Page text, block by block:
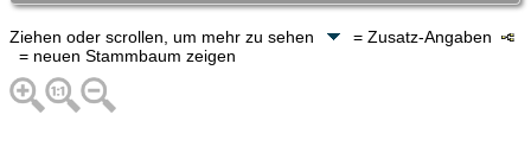
Ziehen oder scrollen, um mehr zu sehen
= Zusatz-Angaben
= neuen Stammbaum zeigen